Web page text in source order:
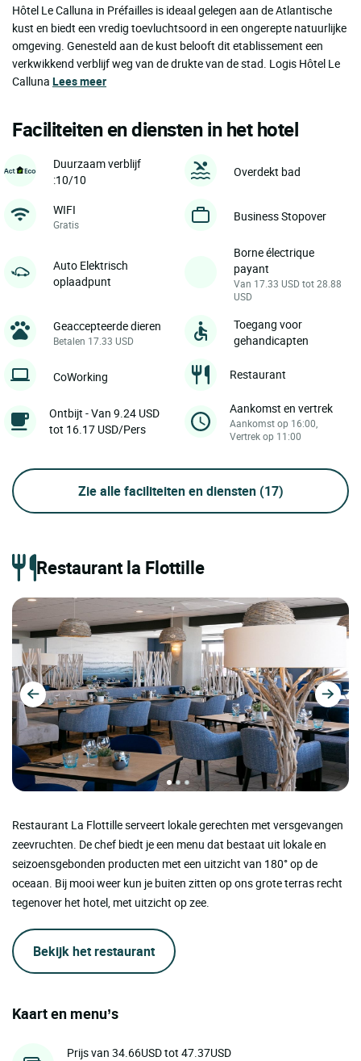
Hôtel Le Calluna in Préfailles is ideaal gelegen aan de Atlantische
kust en biedt een vredig toevluchtsoord in een ongerepte natuurlijke
omgeving. Genesteld aan de kust belooft dit etablissement een
verkwikkend verblijf weg van de drukte van de stad. Logis Hôtel Le
Calluna Lees meer
Faciliteiten en diensten in het hotel
Duurzaam verblijf
:10/10
Overdekt bad
WIFI
Gratis
Business Stopover
Auto Elektrisch
oplaadpunt
Borne électrique
payant
Van 17.33 USD tot 28.88
USD
Geaccepteerde dieren
Betalen 17.33 USD
Toegang voor
gehandicapten
CoWorking Restaurant
Ontbijt - Van 9.24 USD
tot 16.17 USD/Pers
Aankomst en vertrek
Aankomst op 16:00,
Vertrek op 11:00
Zie alle faciliteiten en diensten (17)
Restaurant la Flottille
Restaurant La Flottille serveert lokale gerechten met versgevangen
zeevruchten. De chef biedt je een menu dat bestaat uit lokale en
seizoensgebonden producten met een uitzicht van 180° op de
oceaan. Bij mooi weer kun je buiten zitten op ons grote terras recht
tegenover het hotel, met uitzicht op zee.
Bekijk het restaurant
Kaart en menu’s
Prijs van 34.66USD tot 47.37USD